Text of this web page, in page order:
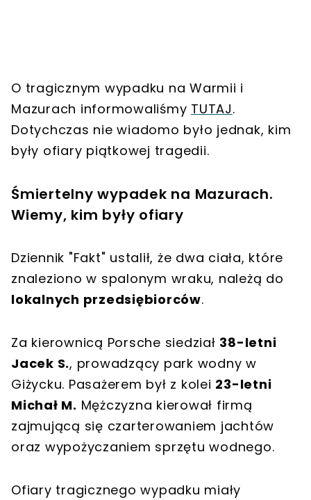
O tragicznym wypadku na Warmii i
Mazurach informowaliśmy TUTAJ.
Dotychczas nie wiadomo było jednak, kim
były ofiary piątkowej tragedii.
Śmiertelny wypadek na Mazurach.
Wiemy, kim były ofiary
Dziennik "Fakt" ustalił, że dwa ciała, które
znaleziono w spalonym wraku, należą do
lokalnych przedsiębiorców.
Za kierownicą Porsche siedział 38-letni
Jacek S., prowadzący park wodny w
Giżycku. Pasażerem był z kolei 23-letni
Michał M. Mężczyzna kierował firmą
zajmującą się czarterowaniem jachtów
oraz wypożyczaniem sprzętu wodnego.
Ofiary tragicznego wypadku miały